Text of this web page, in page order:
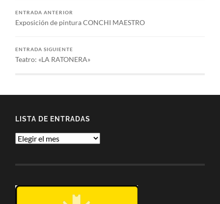
ENTRADA ANTERIOR
Exposición de pintura CONCHI MAESTRO
ENTRADA SIGUIENTE
Teatro: «LA RATONERA»
LISTA DE ENTRADAS
Lista